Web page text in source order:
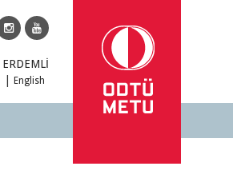
ERDEMLİ
English